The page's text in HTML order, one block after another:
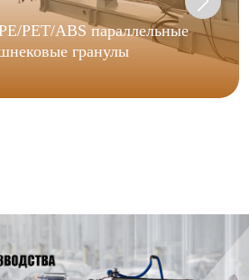
PET/ABS параллельные
гранулы